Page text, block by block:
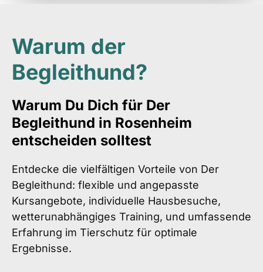
Warum der
Begleithund?
Warum Du Dich für Der
Begleithund in Rosenheim
entscheiden solltest
Entdecke die vielfältigen Vorteile von Der
Begleithund: flexible und angepasste
Kursangebote, individuelle Hausbesuche,
wetterunabhängiges Training, und umfassende
Erfahrung im Tierschutz für optimale
Ergebnisse.